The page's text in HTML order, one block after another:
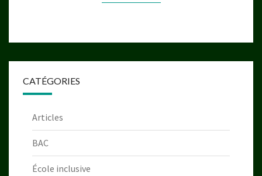
CATÉGORIES
Articles
BAC
École inclusive